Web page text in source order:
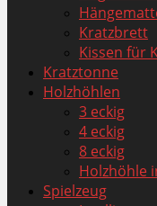
Kratzbrett
Kissen für
Kratztonne
Holzhöhlen
3 eckig
4 eckig
8 eckig
Holzhöhle
Spielzeug